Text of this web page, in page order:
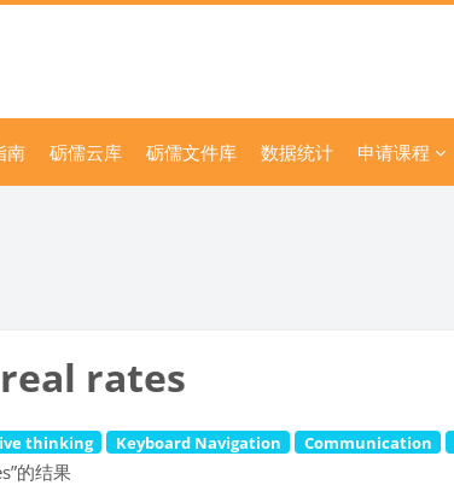
南 砺儒云库 砺儒文件库 数据统计 申请课程
rates
thinking Keyboard Navigation Communication
的结果